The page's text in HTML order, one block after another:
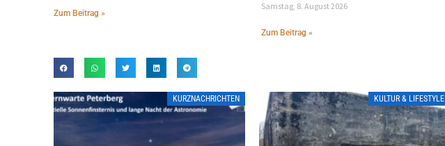
Zum Beitrag »
Samstag, 8. August 2026
Zum Beitrag »
KURZNACHRICHTEN KULTUR & LIFESTYLE